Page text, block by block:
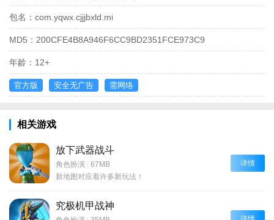
包名： com.yqwx.cjjjbxld.mi
MD5： 200CFE4B8A946F6CC9BD2351FCE973C9
年龄： 12+
官方版 安全无广告 需网络
相关游戏
放下武器战斗
角色扮演 | 67MB
新地图对应着许多新玩法！
详情
究极机甲战神